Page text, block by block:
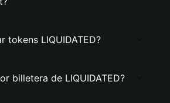
tokens LIQUIDATED?
billetera de LIQUIDATED?